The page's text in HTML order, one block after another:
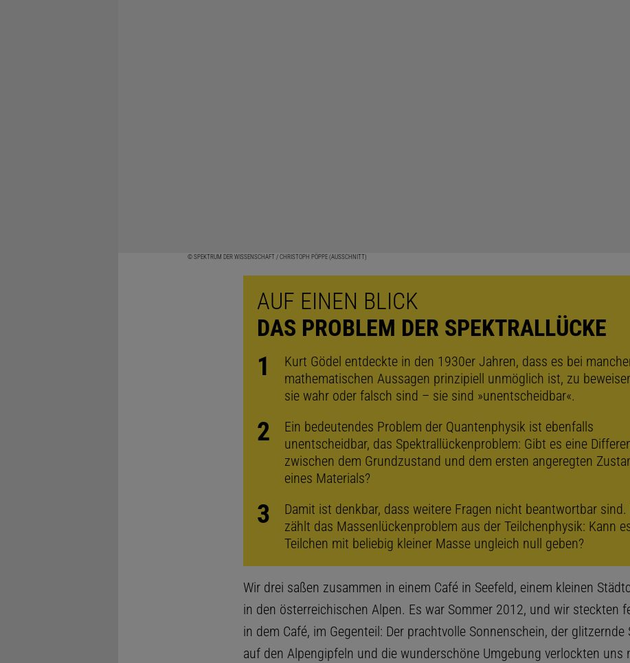
© SPEKTRUM DER WISSENSCHAFT / CHRISTOPH PÖPPE (AUSSCHNITT)
AUF EINEN BLICK
DAS PROBLEM DER SPEKTRALLÜCKE
Kurt Gödel entdeckte in den 1930er Jahren, dass es bei
mathematischen Aussagen prinzipiell unmöglich ist, zu
sie wahr oder falsch sind – sie sind »unentscheidbar«.
Ein bedeutendes Problem der Quantenphysik ist ebenfalls
unentscheidbar, das Spektrallückenproblem: Gibt es eine
zwischen dem Grundzustand und dem ersten angeregten
eines Materials?
Damit ist denkbar, dass weitere Fragen nicht beantwortbar sind.
zählt das Massenlückenproblem aus der Teilchenphysik: Kann
Teilchen mit beliebig kleiner Masse ungleich null geben?
Wir drei saßen zusammen in einem Café in Seefeld, einem kleinen
in den österreichischen Alpen. Es war Sommer 2012, und wir steckten
in dem Café, im Gegenteil: Der prachtvolle Sonnenschein, der glitzernde
auf den Alpengipfeln und die wunderschöne Umgebung verlockten uns